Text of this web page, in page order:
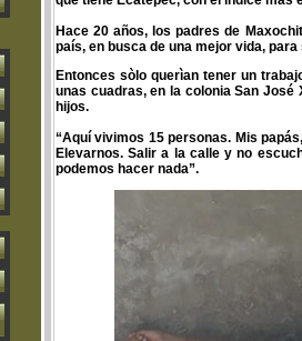
Hace 20 años, los padres de
país, en busca de una mejor vida,
Entonces sòlo querìan tener un
unas cuadras, en la colonia San
hijos.
“Aquí vivimos 15 personas. Mis
Elevarnos. Salir a la calle y no
podemos hacer nada”.